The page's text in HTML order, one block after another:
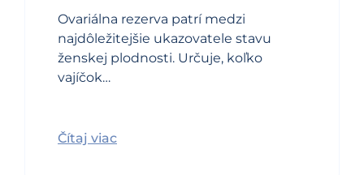
Ovariálna rezerva patrí medzi
najdôležitejšie ukazovatele stavu
ženskej plodnosti. Určuje, koľko
vajíčok…
Čítaj viac